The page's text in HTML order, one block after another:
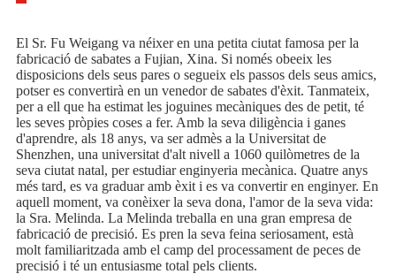
El Sr. Fu Weigang va néixer en una petita ciutat famosa per la
fabricació de sabates a Fujian, Xina. Si només obeeix les
disposicions dels seus pares o segueix els passos dels seus amics,
potser es convertirà en un venedor de sabates d'èxit. Tanmateix,
per a ell que ha estimat les joguines mecàniques des de petit, té
les seves pròpies coses a fer. Amb la seva diligència i ganes
d'aprendre, als 18 anys, va ser admès a la Universitat de
Shenzhen, una universitat d'alt nivell a 1060 quilòmetres de la
seva ciutat natal, per estudiar enginyeria mecànica. Quatre anys
més tard, es va graduar amb èxit i es va convertir en enginyer. En
aquell moment, va conèixer la seva dona, l'amor de la seva vida:
la Sra. Melinda. La Melinda treballa en una gran empresa de
fabricació de precisió. Es pren la seva feina seriosament, està
molt familiaritzada amb el camp del processament de peces de
precisió i té un entusiasme total pels clients.